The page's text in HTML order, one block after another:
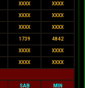
XXXX XXXX
XXXX XXXX
XXXX XXXX
1739 4842
XXXX XXXX
XXXX XXXX
SAB MIN